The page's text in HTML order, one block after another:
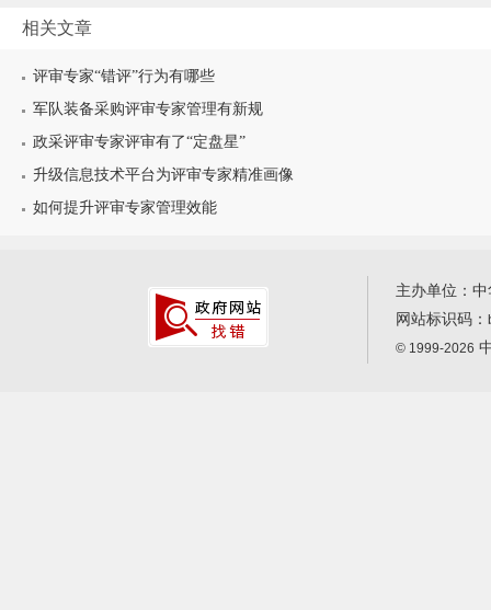
相关文章
评审专家“错评”行为有哪些
军队装备采购评审专家管理有新规
政采评审专家评审有了“定盘星”
升级信息技术平台为评审专家精准画像
如何提升评审专家管理效能
主办单位：
网站标识码：
© 1999-2026